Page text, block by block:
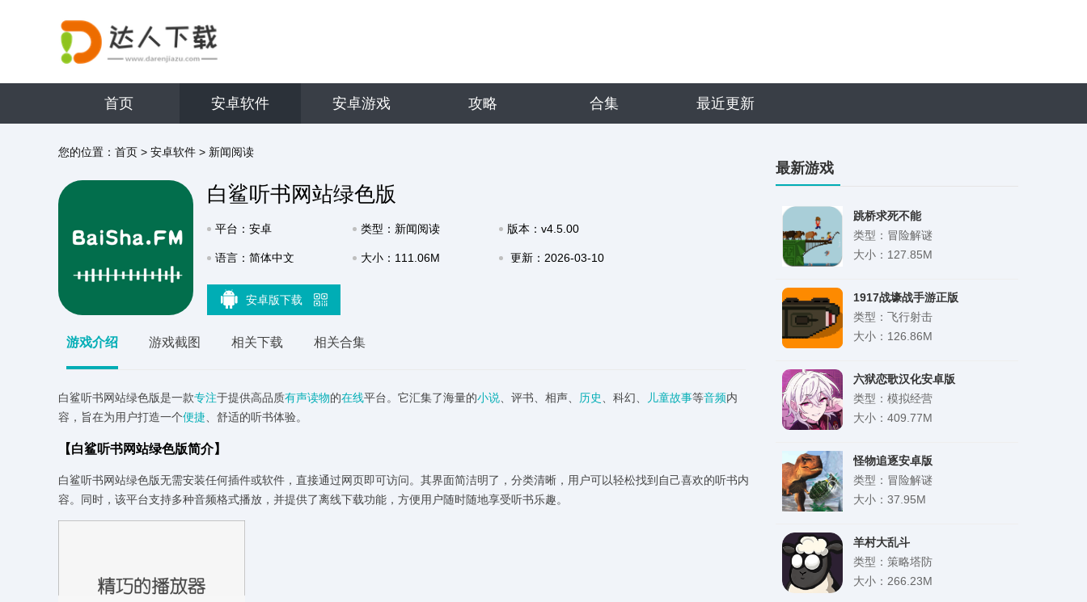
首页 安卓软件 安卓游戏 攻略 合集 最近更新
您的位置： 首页 > 安卓软件 > 新闻阅读
白鲨听书网站绿色版
平台：安卓 类型：新闻阅读 版本：v4.5.00
语言：简体中文 大小：111.06M 更新：2026-03-10
安卓版下载
游戏介绍 游戏截图 相关下载 相关合集
白鲨听书网站绿色版是一款专注于提供高品质有声读物的在线平台。它汇集了海量的小说 、评书、相声、 历史 、科幻、 儿童故事等音频内
容，旨在为用户打造一个便捷 、舒适的听书体验。
【白鲨听书网站绿色版简介】
白鲨听书网站绿色版无需安装任何插件或软件，直接通过网页即可访问。其界面简洁明了，分类清晰，用户可以轻松找到自己喜欢的听书内
容。同时，该平台支持多种音频格式播放，并提供了离线下载功能，方便用户随时随地享受听书乐趣。
最新游戏
跳桥求死不能
类型：冒险解谜
大小：127.85M
1917战壕战手游正版
类型：飞行射击
大小：126.86M
六狱恋歌汉化安卓版
类型：模拟经营
大小：409.77M
怪物追逐安卓版
类型：冒险解谜
大小：37.95M
羊村大乱斗
类型：策略塔防
大小：266.23M